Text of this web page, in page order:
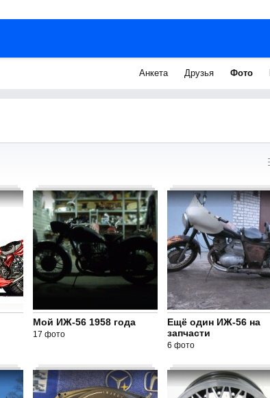
Анкета Друзья Фото
Мой ИЖ-56 1958 года
17 фото
Ещё один ИЖ-56 на
запчасти
6 фото